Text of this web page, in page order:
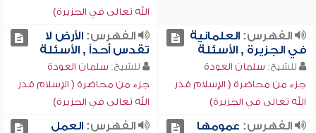
الله تعالى في الجزيرة)
الفهرس:العلمانية
في الجزيرة , الأسئلة
للشيخ: سلمان العودة
جزء من محاضرة ( الإسلام قدر
الله تعالى في الجزيرة)
الفهرس:الأرض لا
تقدس أحداً , الأسئلة
للشيخ: سلمان العودة
جزء من محاضرة ( الإسلام قدر
الله تعالى في الجزيرة)
الفهرس: عمومها
الفهرس:العمل